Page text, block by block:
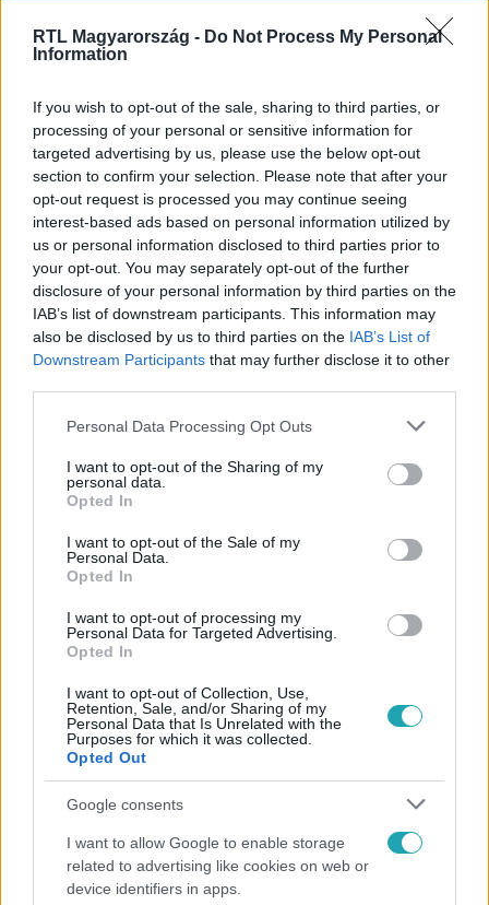
RTL Magyarország - Do Not Process My Personal
Information
If you wish to opt-out of the sale, sharing to third parties, or
processing of your personal or sensitive information for
targeted advertising by us, please use the below opt-out
section to confirm your selection. Please note that after your
opt-out request is processed you may continue seeing
interest-based ads based on personal information utilized by
us or personal information disclosed to third parties prior to
your opt-out. You may separately opt-out of the further
disclosure of your personal information by third parties on the
IAB’s list of downstream participants. This information may
also be disclosed by us to third parties on the IAB’s List of
Downstream Participants that may further disclose it to other
Please note that this website/app uses one or more Google
not limited to your visit or usage behaviour. You may click to
grant or deny consent to Google and its third-party tags to
use your data for below specified purposes in below Google
consent section.
Personal Data Processing Opt Outs
I want to opt-out of the Sharing of my
personal data.
Opted In
I want to opt-out of the Sale of my
Personal Data.
Opted In
I want to opt-out of processing my
Personal Data for Targeted Advertising.
Opted In
I want to opt-out of Collection, Use,
Retention, Sale, and/or Sharing of my
Personal Data that Is Unrelated with the
Purposes for which it was collected.
Opted Out
Google consents
I want to allow Google to enable storage
related to advertising like cookies on web or
device identifiers in apps.
Kövess minket, és értesülj a friss hírekről a
Követem
#KULTÚRA ED SHEERAN KONCERT
#BUDAPEST #ARÉNA
Népszerű
Megyeri Csilla és Nico elszöktek otthonról